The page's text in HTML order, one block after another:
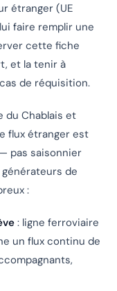
étranger (UE
faire remplir une
cette fiche
et la tenir à
de réquisition.
du Chablais et
flux étranger est
— pas saisonnier
de
:
: ligne ferroviaire
un flux continu de